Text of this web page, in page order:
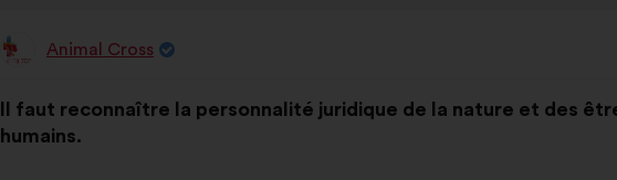
Návrh:
Animal Cross
návrhu:
Il faut reconnaître la personnalité juridique de la nature et des
humains.
distribucí: